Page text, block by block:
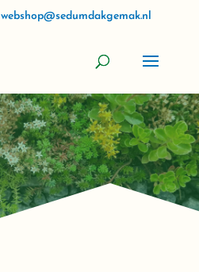
webshop@sedumdakgemak.nl